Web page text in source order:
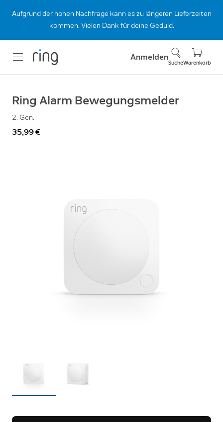
Aufgrund der hohen Nachfrage kann es zu längeren Lieferzeiten
kommen. Vielen Dank für deine Geduld.
Anmelden
SucheWarenkorb
Ring Alarm Bewegungsmelder
2. Gen.
35,99 €